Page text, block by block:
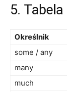
5.
Określnik
some / any
many
much